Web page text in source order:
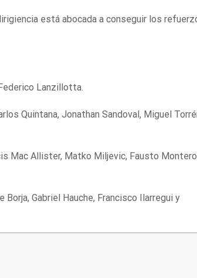
está abocada a conseguir los
Lanzillotta.
Quintana, Jonathan Sandoval, Miguel
Mac Allister, Matko Miljevic, Fausto
Borja, Gabriel Hauche, Francisco Ilarregui y